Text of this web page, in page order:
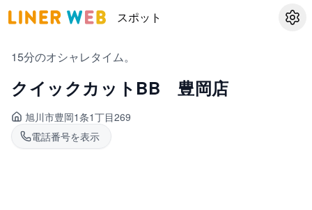
スポット 設定
15分のオシャレタイム。
クイックカットBB 豊岡店
旭川市豊岡1条1丁目269
電話番号を表示